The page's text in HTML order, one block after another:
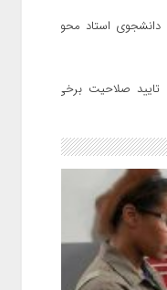
استاد محور
صلاحیت برخی